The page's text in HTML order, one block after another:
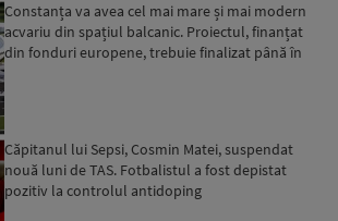
Constanța va avea cel mai mare și mai modern
acvariu din spațiul balcanic. Proiectul, finanțat
din fonduri europene, trebuie finalizat până în
Căpitanul lui Sepsi, Cosmin Matei, suspendat
nouă luni de TAS. Fotbalistul a fost depistat
pozitiv la controlul antidoping